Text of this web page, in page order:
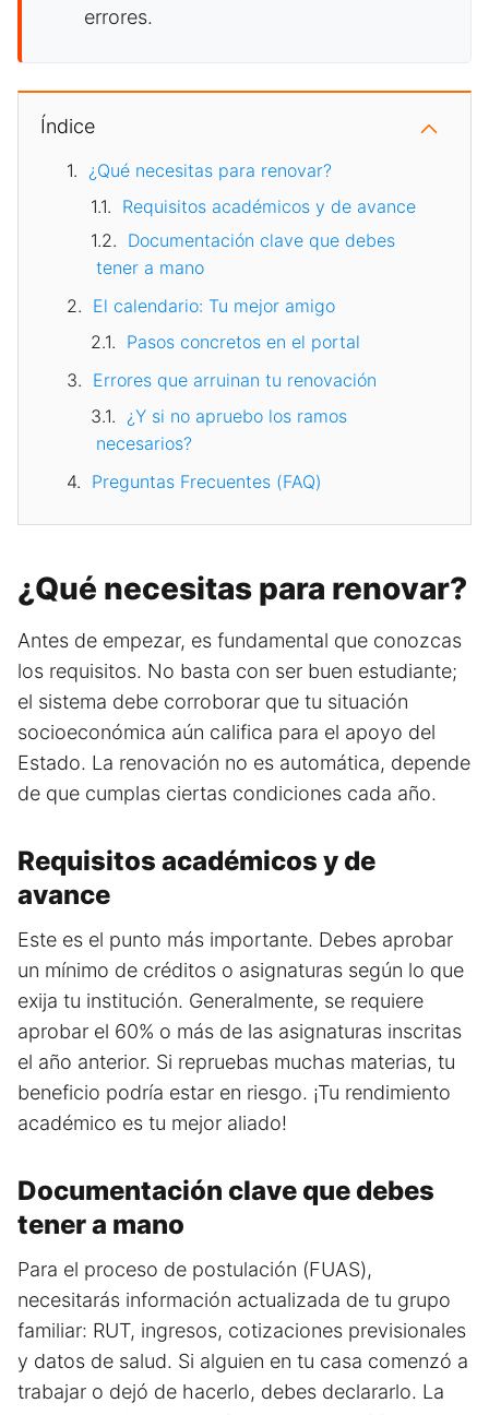
errores.
Índice
¿Qué necesitas para renovar?
Requisitos académicos y de avance
Documentación clave que debes
tener a mano
El calendario: Tu mejor amigo
Pasos concretos en el portal
Errores que arruinan tu renovación
¿Y si no apruebo los ramos
necesarios?
Preguntas Frecuentes (FAQ)
¿Qué necesitas para renovar?
Antes de empezar, es fundamental que conozcas
los requisitos. No basta con ser buen estudiante;
el sistema debe corroborar que tu situación
socioeconómica aún califica para el apoyo del
Estado. La renovación no es automática, depende
de que cumplas ciertas condiciones cada año.
Requisitos académicos y de
avance
Este es el punto más importante. Debes aprobar
un mínimo de créditos o asignaturas según lo que
exija tu institución. Generalmente, se requiere
aprobar el 60% o más de las asignaturas inscritas
el año anterior. Si repruebas muchas materias, tu
beneficio podría estar en riesgo. ¡Tu rendimiento
académico es tu mejor aliado!
Documentación clave que debes
tener a mano
Para el proceso de postulación (FUAS),
necesitarás información actualizada de tu grupo
familiar: RUT, ingresos, cotizaciones previsionales
y datos de salud. Si alguien en tu casa comenzó a
trabajar o dejó de hacerlo, debes declararlo. La